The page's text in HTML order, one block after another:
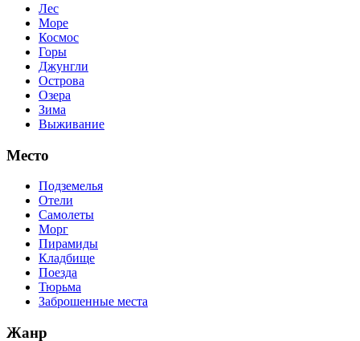
Лес
Море
Космос
Горы
Джунгли
Острова
Озера
Зима
Выживание
Место
Подземелья
Отели
Самолеты
Морг
Пирамиды
Кладбище
Поезда
Тюрьма
Заброшенные места
Жанр